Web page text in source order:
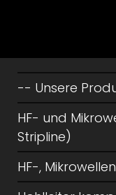
-- Unsere
HF- und
Stripline)
HF-,